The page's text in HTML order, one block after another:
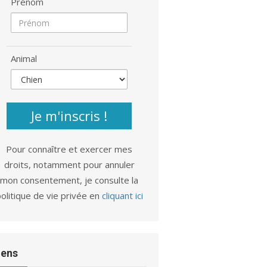
Animal
Je m'inscris !
Pour connaître et exercer mes
droits, notamment pour annuler
mon consentement, je consulte la
de vie privée en cliquant ici